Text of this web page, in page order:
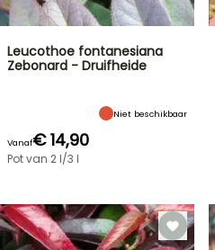
Leucothoe fontanesiana
Zebonard - Druifheide
Niet beschikbaar
Vanaf€ 14,90
Pot van 2 l/3 l